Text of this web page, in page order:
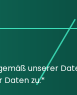
unserer
Daten zu.*